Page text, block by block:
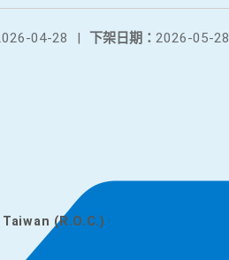
下架日期： 2026-05-28
04-28 |
(R.O.C.)